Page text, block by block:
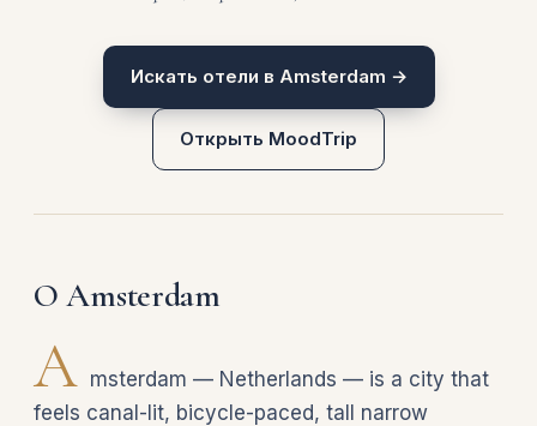
Искать отели в Amsterdam →
Открыть MoodTrip
О Amsterdam
A msterdam — Netherlands — is a city that
feels canal-lit, bicycle-paced, tall narrow